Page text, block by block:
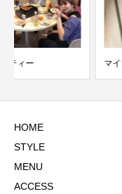
マイブーム
HOME
STYLE
MENU
ACCESS